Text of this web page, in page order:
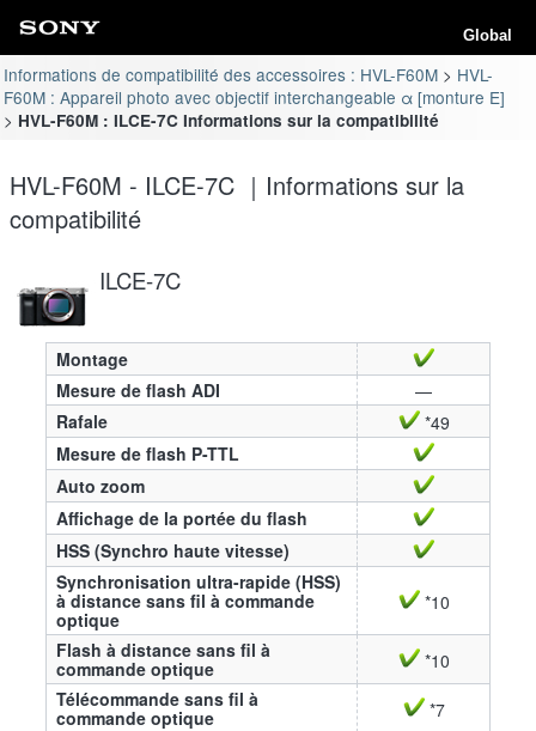
Global
Informations de compatibilité des accessoires : HVL-F60M
HVL-
F60M : Appareil photo avec objectif interchangeable α [monture E]
HVL-F60M : ILCE-7C Informations sur la compatibilité
HVL-F60M - ILCE-7C ｜Informations sur la
compatibilité
ILCE-7C
Montage
Mesure de flash ADI
—
Rafale
*49
Mesure de flash P-TTL
Auto zoom
Affichage de la portée du flash
HSS (Synchro haute vitesse)
Synchronisation ultra-rapide (HSS)
à distance sans fil à commande
optique
*10
Flash à distance sans fil à
commande optique
*10
Télécommande sans fil à
commande optique
*7